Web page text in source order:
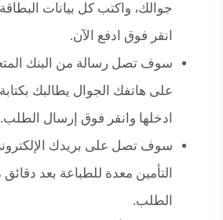
جوالك، واكتب كل بيانات البطاقة
انقر فوق ادفع الآن.
سوف تصل رسالة من البنك
على هاتفك الجوال يطالبك
ادخلها وانقر فوق إرسال الطلب.
سوف تصل على بريدك
التأمين معدة للطباعة بعد
الطلب.